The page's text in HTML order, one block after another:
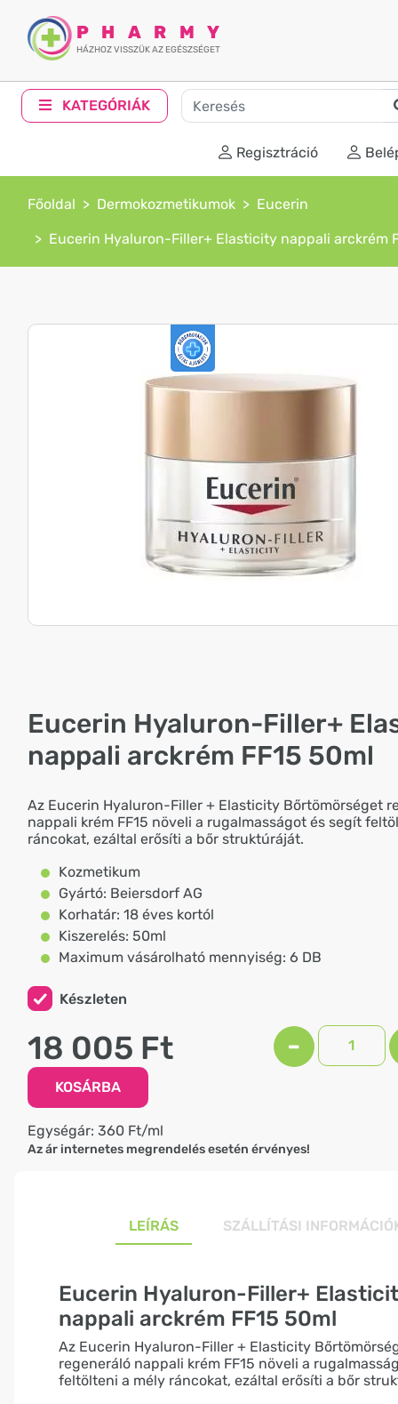
PHARMY
HÁZHOZ VISSZÜK AZ EGÉSZSÉGET
KATEGÓRIÁK
Regisztráció
Főoldal Dermokozmetikumok Eucerin
Eucerin Hyaluron-Filler+ Elasticity nappali arckrém
Eucerin Hyaluron-Filler+
nappali arckrém FF15 50ml
Az Eucerin Hyaluron-Filler + Elasticity Bőrtömörséget
nappali krém FF15 növeli a rugalmasságot és segít
ráncokat, ezáltal erősíti a bőr struktúráját.
Kozmetikum
Gyártó: Beiersdorf AG
Korhatár: 18 éves kortól
Kiszerelés: 50ml
Maximum vásárolható mennyiség: 6 DB
Készleten
18 005 Ft -
KOSÁRBA
Egységár: 360 Ft/ml
Az ár internetes megrendelés esetén érvényes!
LEÍRÁS SZÁLLÍTÁSI
Eucerin Hyaluron-Filler+
nappali arckrém FF15 50ml
Az Eucerin Hyaluron-Filler + Elasticity
regeneráló nappali krém FF15 növeli a
feltölteni a mély ráncokat, ezáltal erősíti a bőr